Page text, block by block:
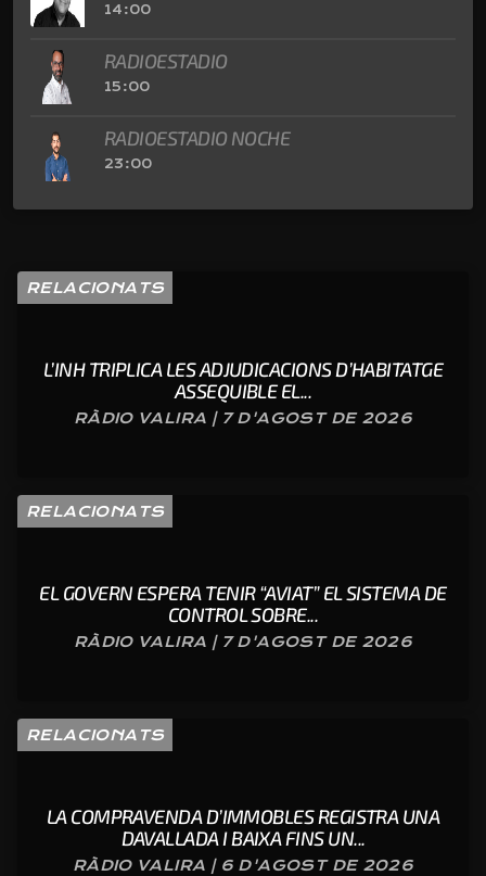
14:00
RADIOESTADIO
15:00
RADIOESTADIO NOCHE
23:00
RELACIONATS
L’INH TRIPLICA LES ADJUDICACIONS D’HABITATGE
ASSEQUIBLE EL...
RÀDIO VALIRA | 7 D'AGOST DE 2026
RELACIONATS
EL GOVERN ESPERA TENIR “AVIAT” EL SISTEMA DE
CONTROL SOBRE...
RÀDIO VALIRA | 7 D'AGOST DE 2026
RELACIONATS
LA COMPRAVENDA D’IMMOBLES REGISTRA UNA
DAVALLADA I BAIXA FINS UN...
RÀDIO VALIRA | 6 D'AGOST DE 2026